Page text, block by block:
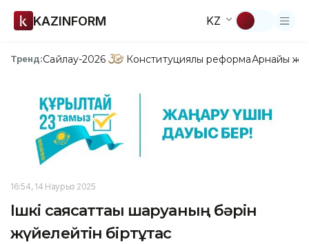
KAZINFORM KZ
Тренд:Сайлау-2026 Конституциялық реформаАрнайы
16:54, 14 Наурыз 2025
Ішкі саясаттағы шаруаның бәрін
жүйелейтін біртұтас